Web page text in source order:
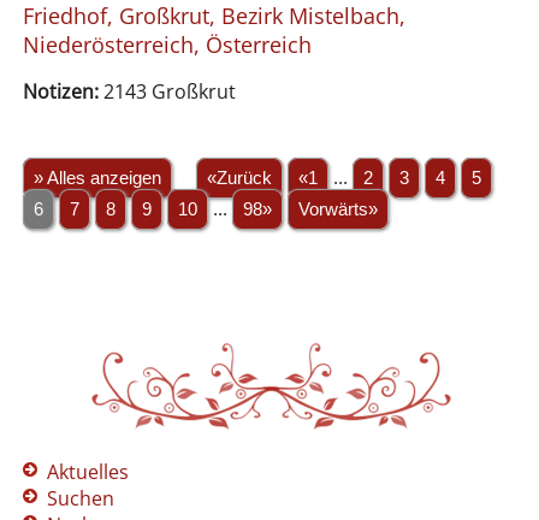
Friedhof, Großkrut, Bezirk Mistelbach,
Niederösterreich, Österreich
Notizen:2143 Großkrut
» Alles anzeigen «Zurück «1 ... 2 3 4
5
6
7 8 9 10 ... 98» Vorwärts»
Aktuelles
Suchen